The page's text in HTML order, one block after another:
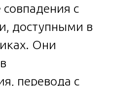
с
доступными в
Они
перевода с